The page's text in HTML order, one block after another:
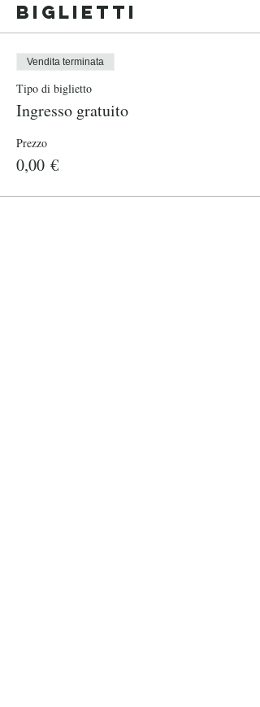
Biglietti
Vendita terminata
Tipo di biglietto
Ingresso gratuito
Prezzo
0,00 €